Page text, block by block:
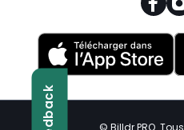
© Billdr PRO.